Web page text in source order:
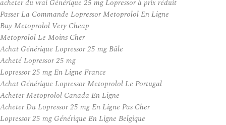
acheter du vrai Générique 25 mg Lopressor à prix réduit
Passer La Commande Lopressor Metoprolol En Ligne
Buy Metoprolol Very Cheap
Metoprolol Le Moins Cher
Achat Générique Lopressor 25 mg Bâle
Acheté Lopressor 25 mg
Lopressor 25 mg En Ligne France
Achat Générique Lopressor Metoprolol Le Portugal
Acheter Metoprolol Canada En Ligne
Acheter Du Lopressor 25 mg En Ligne Pas Cher
Lopressor 25 mg Générique En Ligne Belgique